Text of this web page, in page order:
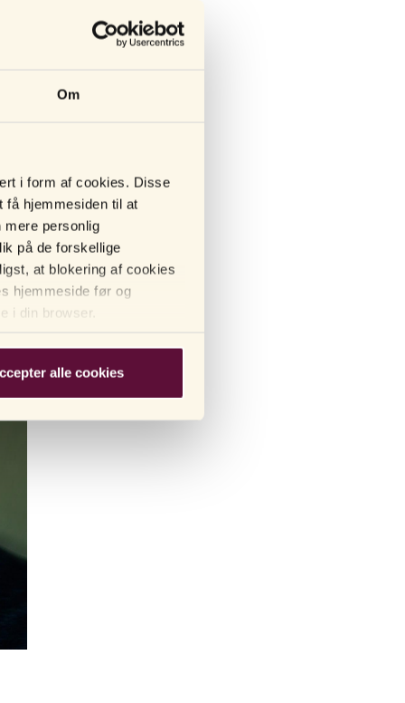
Om
i form af cookies. Disse
få hjemmesiden til at
mere personlig
på de forskellige
at blokering af cookies
hjemmeside før og
i din browser.
alle cookies